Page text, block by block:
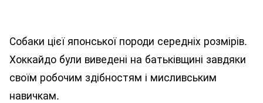
Собаки цієї японської породи середніх розмірів.
Хоккайдо були виведені на батьківщині завдяки
своїм робочим здібностям і мисливським
навичкам.